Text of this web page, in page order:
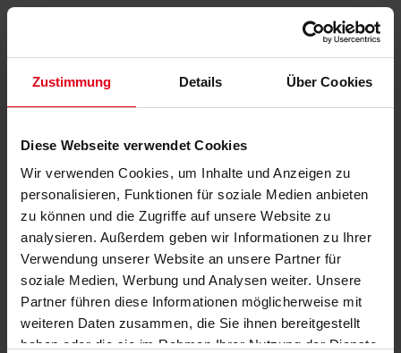
Zustimmung Details Über Cookies
Diese Webseite verwendet Cookies
Wir verwenden Cookies, um Inhalte und Anzeigen zu
personalisieren, Funktionen für soziale Medien anbieten
zu können und die Zugriffe auf unsere Website zu
analysieren. Außerdem geben wir Informationen zu Ihrer
Verwendung unserer Website an unsere Partner für
soziale Medien, Werbung und Analysen weiter. Unsere
Partner führen diese Informationen möglicherweise mit
weiteren Daten zusammen, die Sie ihnen bereitgestellt
haben oder die sie im Rahmen Ihrer Nutzung der Dienste